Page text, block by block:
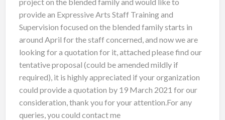
provide an Expressive Arts Staff Training and
Supervision focused on the blended family starts in
around April for the staff concerned, and now we are
looking for a quotation for it, attached please find our
tentative proposal (could be amended mildly if
required), it is highly appreciated if your organization
could provide a quotation by 19 March 2021 for our
consideration, thank you for your attention.For any
queries, you could contact me